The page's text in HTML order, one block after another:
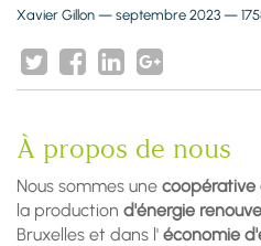
Xavier Gillon — septembre 2023 —
À propos de nous
Nous sommes une coopérative
la production d'énergie
Bruxelles et dans l' économie